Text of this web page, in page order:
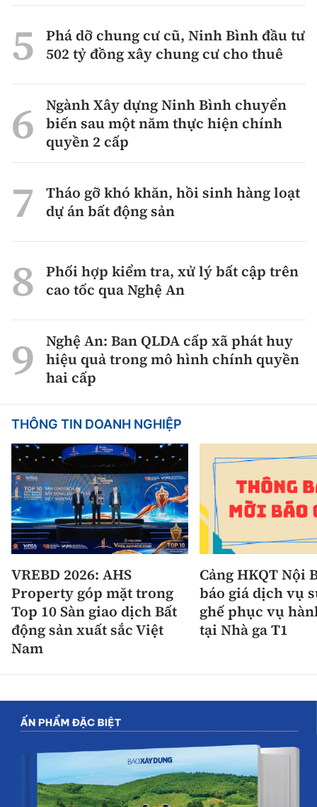
Phá dỡ chung cư cũ, Ninh Bình đầu tư
502 tỷ đồng xây chung cư cho thuê
Ngành Xây dựng Ninh Bình chuyển
biến sau một năm thực hiện chính
quyền 2 cấp
Tháo gỡ khó khăn, hồi sinh hàng loạt
dự án bất động sản
Phối hợp kiểm tra, xử lý bất cập trên
cao tốc qua Nghệ An
Nghệ An: Ban QLDA cấp xã phát huy
hiệu quả trong mô hình chính quyền
hai cấp
THÔNG TIN DOANH NGHIỆP
VREBD 2026: AHS
Property góp mặt trong
Top 10 Sàn giao dịch Bất
động sản xuất sắc Việt
Nam
Cảng HKQT Nội
báo giá dịch vụ
ghế phục vụ
tại Nhà ga T1